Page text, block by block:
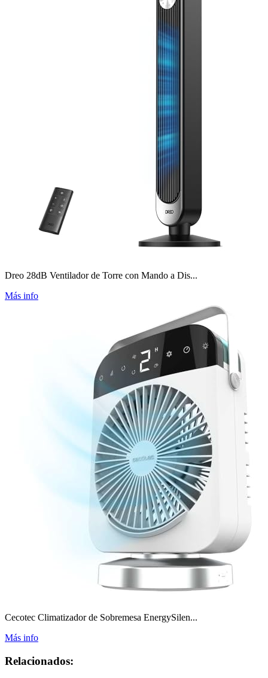
Dreo 28dB Ventilador de Torre con Mando a Dis...
Más info
Cecotec Climatizador de Sobremesa EnergySilen...
Más info
Relacionados: